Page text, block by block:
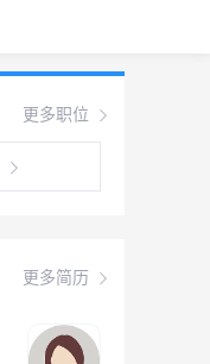
更多职位
更多简历